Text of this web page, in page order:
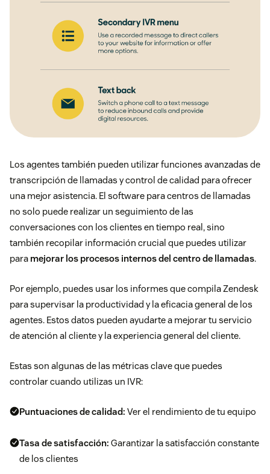
Los agentes también pueden utilizar funciones avanzadas de
transcripción de llamadas y control de calidad para ofrecer
una mejor asistencia. El software para centros de llamadas
no solo puede realizar un seguimiento de las
conversaciones con los clientes en tiempo real, sino
también recopilar información crucial que puedes utilizar
para mejorar los procesos internos del centro de llamadas.
Por ejemplo, puedes usar los informes que compila Zendesk
para supervisar la productividad y la eficacia general de los
agentes. Estos datos pueden ayudarte a mejorar tu servicio
de atención al cliente y la experiencia general del cliente.
Estas son algunas de las métricas clave que puedes
controlar cuando utilizas un IVR:
Puntuaciones de calidad: Ver el rendimiento de tu equipo
Tasa de satisfacción: Garantizar la satisfacción constante
de los clientes